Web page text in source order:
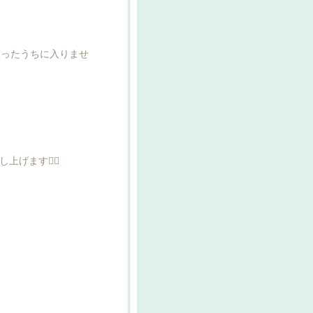
たうちに入りませ
上げます🙇‍♀️